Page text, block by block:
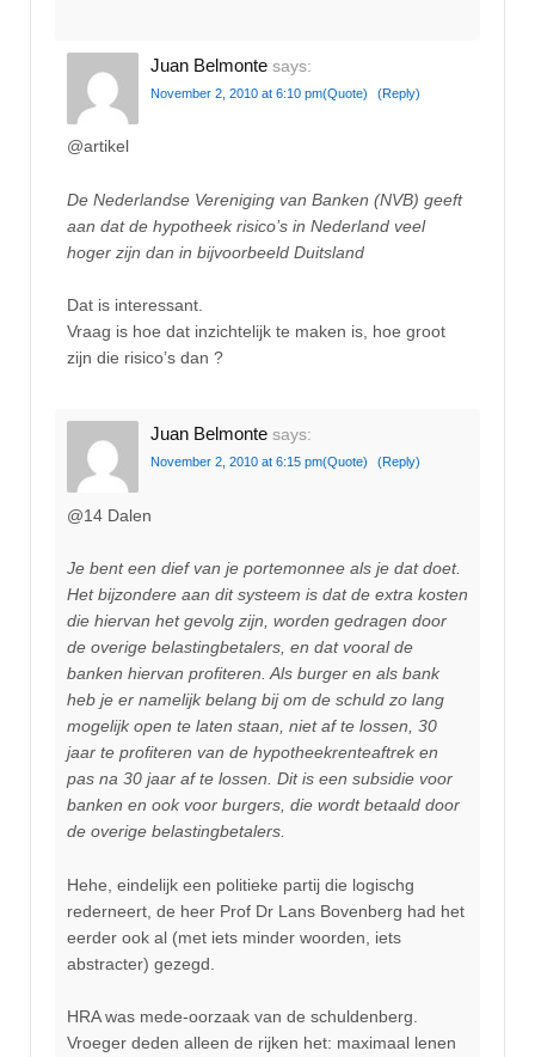
Juan Belmonte says:
November 2, 2010 at 6:10 pm(Quote) (Reply)
@artikel
De Nederlandse Vereniging van Banken (NVB) geeft
aan dat de hypotheek risico’s in Nederland veel
hoger zijn dan in bijvoorbeeld Duitsland
Dat is interessant.
Vraag is hoe dat inzichtelijk te maken is, hoe groot
zijn die risico’s dan ?
Juan Belmonte says:
November 2, 2010 at 6:15 pm(Quote) (Reply)
@14 Dalen
Je bent een dief van je portemonnee als je dat doet.
Het bijzondere aan dit systeem is dat de extra kosten
die hiervan het gevolg zijn, worden gedragen door
de overige belastingbetalers, en dat vooral de
banken hiervan profiteren. Als burger en als bank
heb je er namelijk belang bij om de schuld zo lang
mogelijk open te laten staan, niet af te lossen, 30
jaar te profiteren van de hypotheekrenteaftrek en
pas na 30 jaar af te lossen. Dit is een subsidie voor
banken en ook voor burgers, die wordt betaald door
de overige belastingbetalers.
Hehe, eindelijk een politieke partij die logischg
rederneert, de heer Prof Dr Lans Bovenberg had het
eerder ook al (met iets minder woorden, iets
abstracter) gezegd.
HRA was mede-oorzaak van de schuldenberg.
Vroeger deden alleen de rijken het: maximaal lenen